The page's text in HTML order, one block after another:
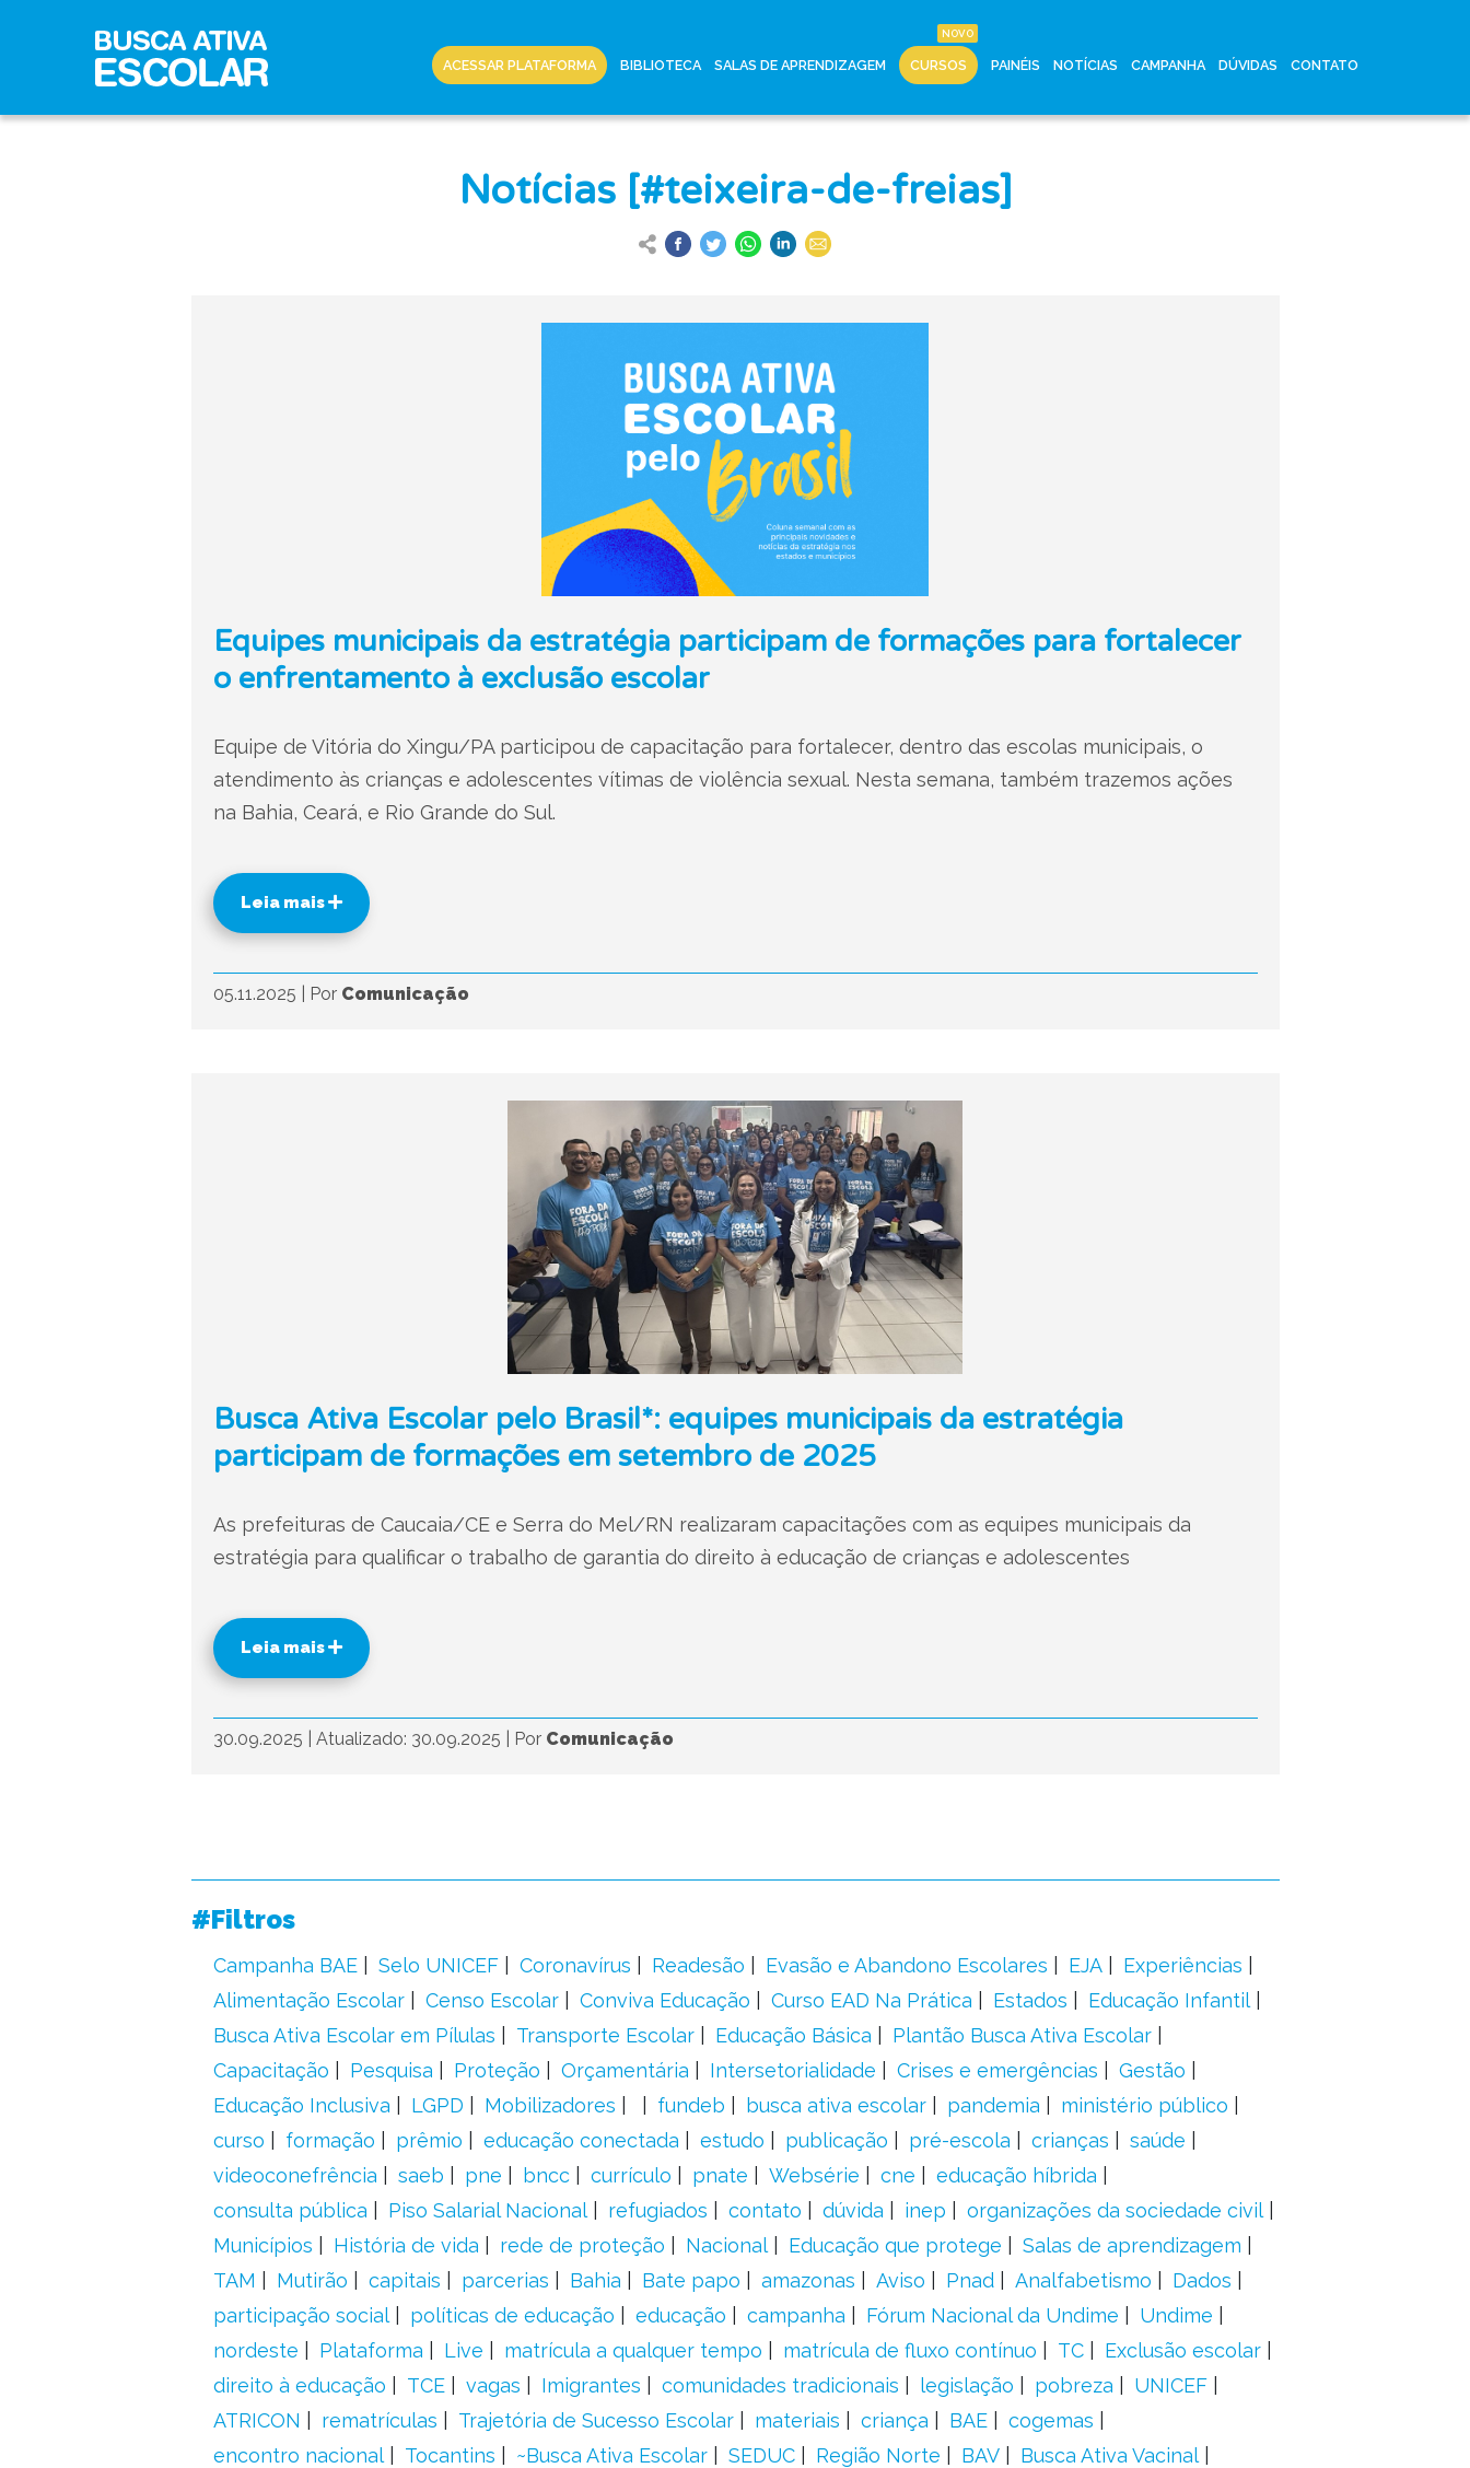
ACESSAR PLATAFORMA BIBLIOTECA SALAS DE APRENDIZAGEM CURSOS PAINÉIS NOTÍCIAS CAMPANHA DÚVIDAS CONTATO
Notícias [#teixeira-de-freias]
Equipes municipais da estratégia participam de formações para fortalecer
o enfrentamento à exclusão escolar
Equipe de Vitória do Xingu/PA participou de capacitação para fortalecer, dentro das escolas municipais, o
atendimento às crianças e adolescentes vítimas de violência sexual. Nesta semana, também trazemos ações
na Bahia, Ceará, e Rio Grande do Sul.
Leia mais
05.11.2025 Por Comunicação
Busca Ativa Escolar pelo Brasil*: equipes municipais da estratégia
participam de formações em setembro de 2025
As prefeituras de Caucaia/CE e Serra do Mel/RN realizaram capacitações com as equipes municipais da
estratégia para qualificar o trabalho de garantia do direito à educação de crianças e adolescentes
Leia mais
30.09.2025 Atualizado: 30.09.2025 Por Comunicação
#Filtros
Campanha BAE Selo UNICEF Coronavírus Readesão Evasão e Abandono Escolares EJA
Experiências
Alimentação Escolar
Censo Escolar Conviva Educação Curso EAD Na Prática Estados
Educação Infantil
Busca Ativa Escolar em Pílulas
Transporte Escolar Educação Básica
Plantão Busca Ativa Escolar
Capacitação
Pesquisa Proteção Orçamentária Intersetorialidade Crises e emergências
Gestão
Educação Inclusiva
LGPD Mobilizadores fundeb busca ativa escolar pandemia
ministério público
curso
formação prêmio educação conectada estudo publicação pré-escola crianças
saúde
videoconefrência
saeb pne bncc currículo pnate Websérie cne
educação híbrida
consulta pública
Piso Salarial Nacional refugiados contato dúvida inep
organizações da sociedade civil
Municípios
História de vida rede de proteção Nacional Educação que protege
Salas de aprendizagem
TAM
Mutirão capitais parcerias Bahia Bate papo amazonas Aviso Pnad Analfabetismo
Dados
participação social
políticas de educação educação campanha Fórum Nacional da Undime
Undime
nordeste
Plataforma Live matrícula a qualquer tempo matrícula de fluxo contínuo TC
Exclusão escolar
direito à educação
TCE vagas Imigrantes comunidades tradicionais legislação pobreza
UNICEF
ATRICON
rematrículas Trajetória de Sucesso Escolar materiais criança BAE
cogemas
encontro nacional
Tocantins ~Busca Ativa Escolar SEDUC Região Norte BAV
Busca Ativa Vacinal